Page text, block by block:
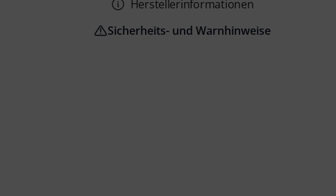
Herstellerinformationen
Sicherheits- und Warnhinweise